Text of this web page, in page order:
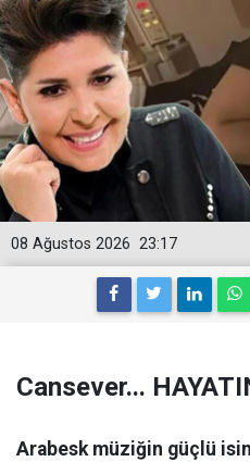
23:17
08 Ağustos 2026
Cansever...
Arabesk müziğin güçlü